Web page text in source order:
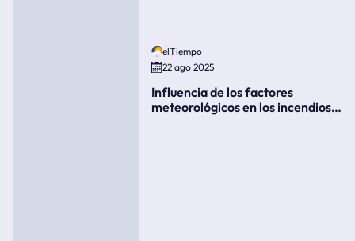
elTiempo
22 ago 2025
Influencia de los factores
meteorológicos en los incendios